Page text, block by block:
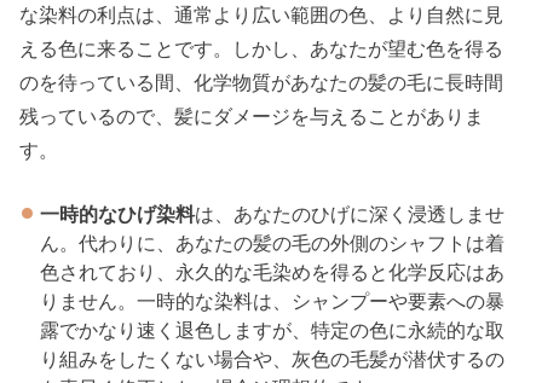
な染料の利点は、通常より広い範囲の色、より自然に見
える色に来ることです。しかし、あなたが望む色を得る
のを待っている間、化学物質があなたの髪の毛に長時間
残っているので、髪にダメージを与えることがありま
す。
一時的なひげ染料は、あなたのひげに深く浸透しませ
ん。代わりに、あなたの髪の毛の外側のシャフトは着
色されており、永久的な毛染めを得ると化学反応はあ
りません。一時的な染料は、シャンプーや要素への暴
露でかなり速く退色しますが、特定の色に永続的な取
り組みをしたくない場合や、灰色の毛髪が潜伏するの